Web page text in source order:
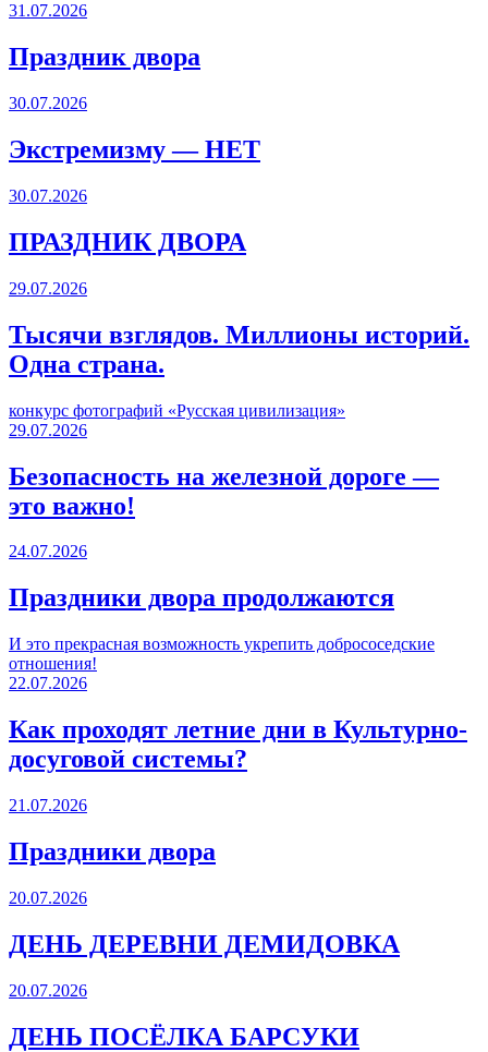
31.07.2026
Праздник двора
30.07.2026
Экстремизму — НЕТ
30.07.2026
ПРАЗДНИК ДВОРА️
29.07.2026
Тысячи взглядов. Миллионы историй.
Одна страна.
конкурс фотографий «Русская цивилизация»
29.07.2026
Безопасность на железной дороге —
это важно!
24.07.2026
Праздники двора продолжаются
И это прекрасная возможность укрепить добрососедские
отношения!
22.07.2026
Как проходят летние дни в Культурно-
досуговой системы?
21.07.2026
Праздники двора
20.07.2026
ДЕНЬ ДЕРЕВНИ ДЕМИДОВКА
20.07.2026
ДЕНЬ ПОСЁЛКА БАРСУКИ